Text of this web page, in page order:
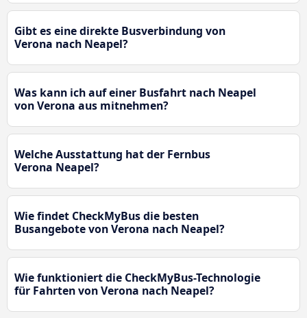
Gibt es eine direkte Busverbindung von
Verona nach Neapel?
Was kann ich auf einer Busfahrt nach Neapel
von Verona aus mitnehmen?
Welche Ausstattung hat der Fernbus
Verona Neapel?
Wie findet CheckMyBus die besten
Busangebote von Verona nach Neapel?
Wie funktioniert die CheckMyBus-Technologie
für Fahrten von Verona nach Neapel?